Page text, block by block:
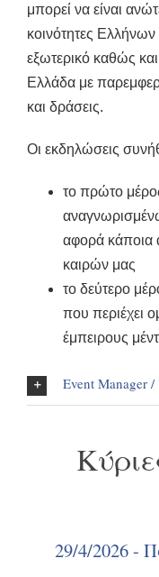
μπορεί να είναι
κοινότητες
εξωτερικό καθώς
Ελλάδα με
και δράσεις.
Οι εκδηλώσεις
το πρώτο
αφορά κάποια
καιρών μας
το δεύτερο
που περιέχει
έμπειρους
Event Manager
29/4/2026 -